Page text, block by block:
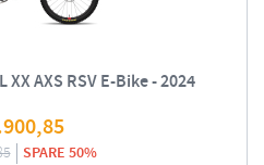
AXS RSV E-Bike - 2024
SPARE 50%